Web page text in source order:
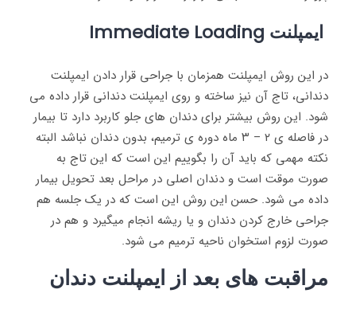
ایمپلنت Immediate Loading
در این روش ایمپلنت همزمان با جراحی قرار دادن ایمپلنت
دندانی، تاج آن نیز ساخته و روی ایمپلنت دندانی قرار داده می
شود. این روش بیشتر برای دندان های جلو کاربرد دارد تا بیمار
در فاصله ی ۲ – ۳ ماه دوره ی ترمیم، بدون دندان نباشد البته
نکته مهمی که باید آن را بگوییم این است که این تاج به
صورت موقت است و دندان اصلی در مراحل بعد تحویل بیمار
داده می شود. حسن این روش این است که در یک جلسه هم
جراحی خارج کردن دندان و یا ریشه انجام میگیرد و هم در
صورت لزوم استخوان ناحیه ترمیم می شود.
مراقبت های بعد از ایمپلنت دندان